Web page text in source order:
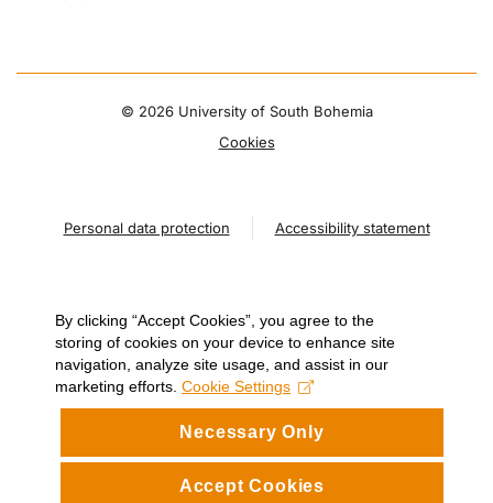
© 2026 University of South Bohemia
Cookies
Personal data protection Accessibility statement
By clicking “Accept Cookies”, you agree to the
storing of cookies on your device to enhance site
navigation, analyze site usage, and assist in our
marketing efforts. Cookie Settings
Necessary Only
Accept Cookies